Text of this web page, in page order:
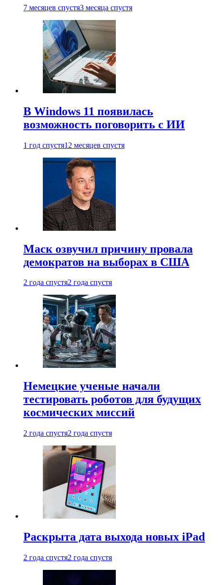
7 месяцев спустя3 месяца спустя
В Windows 11 появилась
возможность поговорить с ИИ
1 год спустя12 месяцев спустя
Маск озвучил причину провала
демократов на выборах в США
2 года спустя2 года спустя
Немецкие ученые начали
тестировать роботов для будущих
космических миссий
2 года спустя2 года спустя
Раскрыта дата выхода новых iPad
2 года спустя2 года спустя